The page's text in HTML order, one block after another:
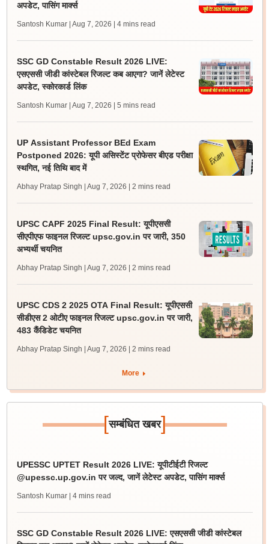
अपडेट, पासिंग मार्क्स
Santosh Kumar | Aug 7, 2026 | 4 mins read
SSC GD Constable Result 2026 LIVE:
एसएससी जीडी कांस्टेबल रिजल्ट कब आएगा? जानें लेटेस्ट
अपडेट, स्कोरकार्ड लिंक
Santosh Kumar | Aug 7, 2026 | 5 mins read
UP Assistant Professor BEd Exam
Postponed 2026: यूपी असिस्टेंट प्रोफेसर बीएड परीक्षा
स्थगित, नई तिथि बाद में
Abhay Pratap Singh | Aug 7, 2026 | 2 mins read
UPSC CAPF 2025 Final Result: यूपीएससी
सीएपीएफ फाइनल रिजल्ट upsc.gov.in पर जारी, 350
अभ्यर्थी चयनित
Abhay Pratap Singh | Aug 7, 2026 | 2 mins read
UPSC CDS 2 2025 OTA Final Result: यूपीएससी
सीडीएस 2 ओटीए फाइनल रिजल्ट upsc.gov.in पर जारी,
483 कैंडिडेट चयनित
Abhay Pratap Singh | Aug 7, 2026 | 2 mins read
More
[सम्बंधित खबर]
UPESSC UPTET Result 2026 LIVE: यूपीटीईटी रिजल्ट
@upessc.up.gov.in पर जल्द, जानें लेटेस्ट अपडेट, पासिंग मार्क्स
Santosh Kumar | 4 mins read
SSC GD Constable Result 2026 LIVE: एसएससी जीडी कांस्टेबल